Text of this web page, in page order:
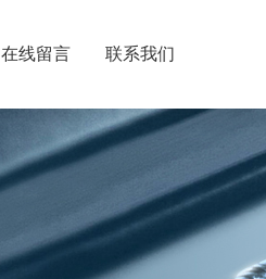
在线留言 联系我们